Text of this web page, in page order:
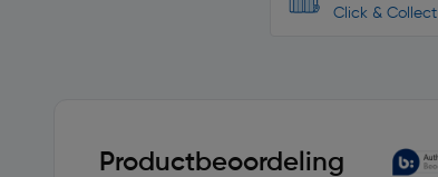
Click & Collect
Productbeoordeling